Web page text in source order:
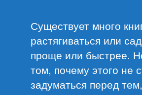
Существует много
растягиваться или
проще или быстрее.
том, почему этого не
задуматься перед